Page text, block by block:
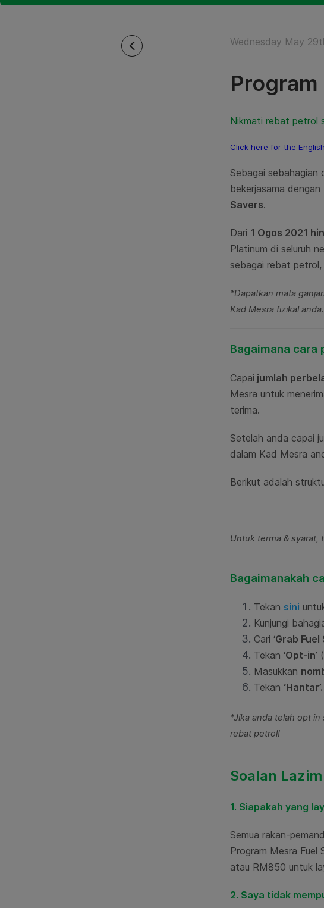
Wednesday May
Nikmati rebat petrol
Click here for the
Sebagai sebahagian
bekerjasama dengan
Savers.
Dari 1 Ogos 2021
Platinum di seluruh
sebagai rebat
*Dapatkan mata
Kad Mesra fizikal anda.
Bagaimana cara
Capai jumlah
Mesra untuk
terima.
Setelah anda capai
dalam Kad Mesra
Berikut adalah
Untuk terma & syarat,
Bagaimanakah
Tekan sini
Kunjungi
Cari ‘Grab
Tekan ‘Opt-in’
Masukkan
Tekan ‘Hantar’.
*Jika anda telah opt in
rebat petrol!
Soalan Lazim
1. Siapakah yang
Semua rakan-
Program Mesra Fuel
atau RM850 untuk
2. Saya tidak